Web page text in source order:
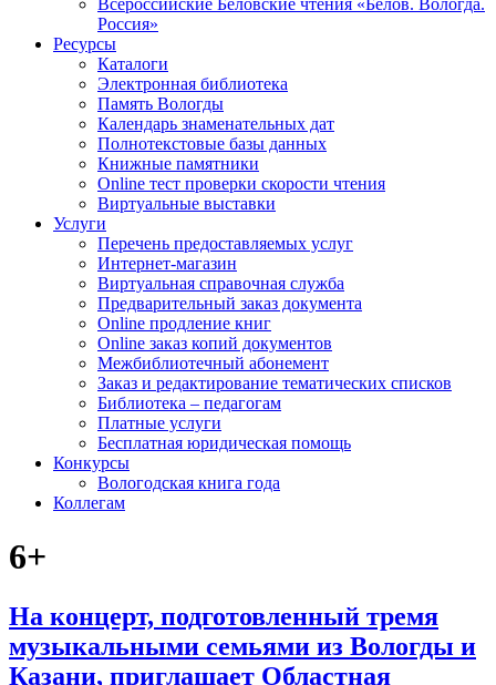
Всероссийские Беловские чтения «Белов. Вологда.
Россия»
Ресурсы
Каталоги
Электронная библиотека
Память Вологды
Календарь знаменательных дат
Полнотекстовые базы данных
Книжные памятники
Online тест проверки скорости чтения
Виртуальные выставки
Услуги
Перечень предоставляемых услуг
Интернет-магазин
Виртуальная справочная служба
Предварительный заказ документа
Online продление книг
Online заказ копий документов
Межбиблиотечный абонемент
Заказ и редактирование тематических списков
Библиотека – педагогам
Платные услуги
Бесплатная юридическая помощь
Конкурсы
Вологодская книга года
Коллегам
6+
На концерт, подготовленный тремя
музыкальными семьями из Вологды и
Казани, приглашает Областная